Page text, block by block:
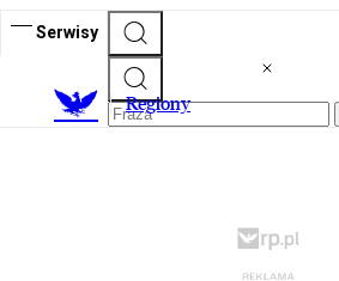
Serwisy
Regiony